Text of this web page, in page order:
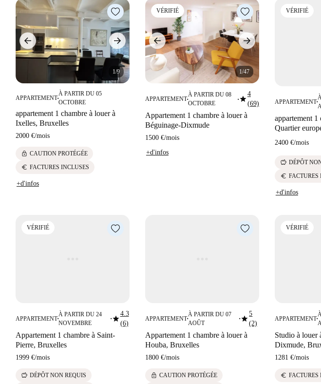
1/9
APPARTEMENT■
À PARTIR DU 05
OCTOBRE
appartement 1 chambre à louer à
Ixelles, Bruxelles
2000 €/mois
lock CAUTION PROTÉGÉE
euro FACTURES INCLUSES
+d'infos
VÉRIFIÉ
1/47
APPARTEMENT■
À PARTIR DU 08
OCTOBRE
■star4
(69)
Appartement 1 chambre à louer à
Béguinage-Dixmude
1500 €/mois
+d'infos
VÉRIFIÉ
APPARTEMENT■
appartement 1
Quartier
2400 €/mois
savings DÉPÔT
euro FACTURES
+d'infos
VÉRIFIÉ
APPARTEMENT■
À PARTIR DU 24
NOVEMBRE
■star4.3
(6)
Appartement 1 chambre à Saint-
Pierre, Bruxelles
1999 €/mois
savings DÉPÔT NON REQUIS
APPARTEMENT■
À PARTIR DU 07
AOÛT
■star5
(2)
Appartement 1 chambre à louer à
Houba, Bruxelles
1800 €/mois
lock CAUTION PROTÉGÉE
VÉRIFIÉ
APPARTEMENT■
Studio à louer
Dixmude,
1281 €/mois
euro FACTURES